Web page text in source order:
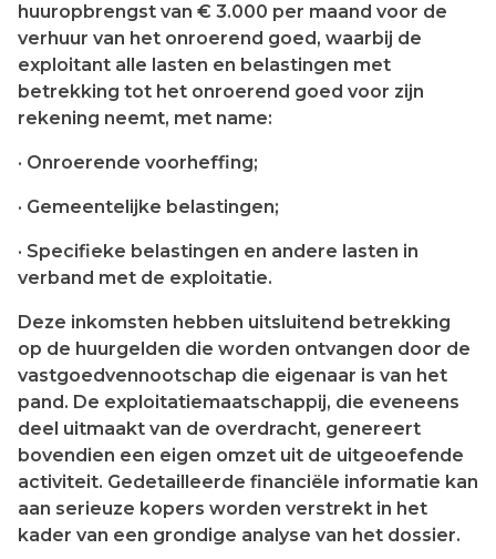
huuropbrengst van € 3.000 per maand voor de
verhuur van het onroerend goed, waarbij de
exploitant alle lasten en belastingen met
betrekking tot het onroerend goed voor zijn
rekening neemt, met name:
· Onroerende voorheffing;
· Gemeentelijke belastingen;
· Specifieke belastingen en andere lasten in
verband met de exploitatie.
Deze inkomsten hebben uitsluitend betrekking
op de huurgelden die worden ontvangen door de
vastgoedvennootschap die eigenaar is van het
pand. De exploitatiemaatschappij, die eveneens
deel uitmaakt van de overdracht, genereert
bovendien een eigen omzet uit de uitgeoefende
activiteit. Gedetailleerde financiële informatie kan
aan serieuze kopers worden verstrekt in het
kader van een grondige analyse van het dossier.